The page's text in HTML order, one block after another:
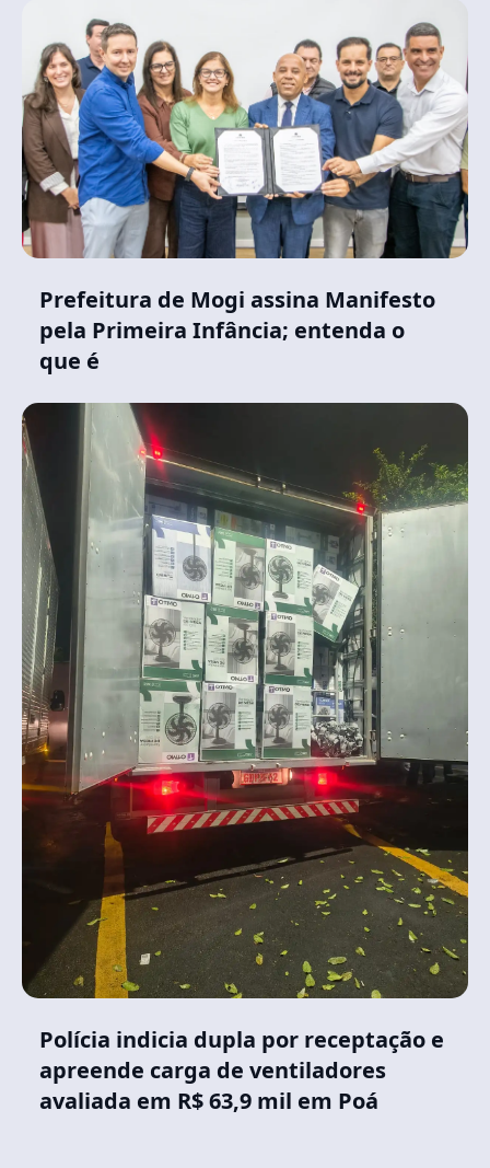
Prefeitura de Mogi assina Manifesto
pela Primeira Infância; entenda o
que é
Polícia indicia dupla por receptação e
apreende carga de ventiladores
avaliada em R$ 63,9 mil em Poá